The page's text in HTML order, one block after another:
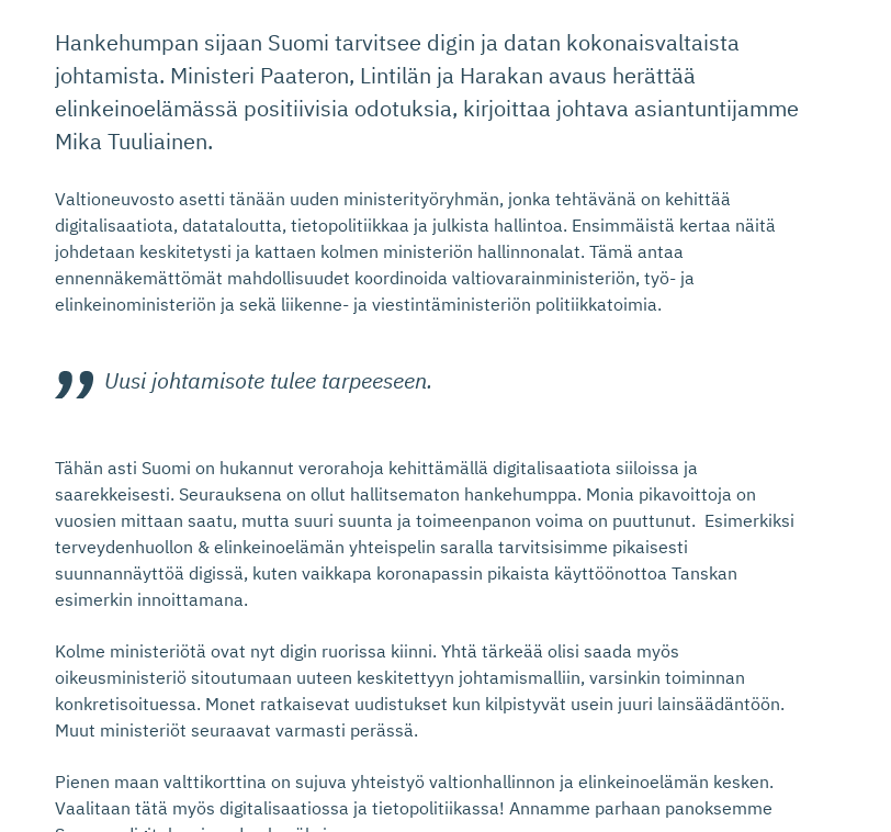
Hankehumpan sijaan Suomi tarvitsee digin ja datan kokonaisvaltaista
johtamista. Ministeri Paateron, Lintilän ja Harakan avaus herättää
elinkeinoelämässä positiivisia odotuksia, kirjoittaa johtava asiantuntijamme
Mika Tuuliainen.
Valtioneuvosto asetti tänään uuden ministerityöryhmän, jonka tehtävänä on kehittää
digitalisaatiota, datataloutta, tietopolitiikkaa ja julkista hallintoa. Ensimmäistä kertaa näitä
johdetaan keskitetysti ja kattaen kolmen ministeriön hallinnonalat. Tämä antaa
ennennäkemättömät mahdollisuudet koordinoida valtiovarainministeriön, työ- ja
elinkeinoministeriön ja sekä liikenne- ja viestintäministeriön politiikkatoimia.
Uusi johtamisote tulee tarpeeseen.
Tähän asti Suomi on hukannut verorahoja kehittämällä digitalisaatiota siiloissa ja
saarekkeisesti. Seurauksena on ollut hallitsematon hankehumppa. Monia pikavoittoja on
vuosien mittaan saatu, mutta suuri suunta ja toimeenpanon voima on puuttunut. Esimerkiksi
terveydenhuollon & elinkeinoelämän yhteispelin saralla tarvitsisimme pikaisesti
suunnannäyttöä digissä, kuten vaikkapa koronapassin pikaista käyttöönottoa Tanskan
esimerkin innoittamana.
Kolme ministeriötä ovat nyt digin ruorissa kiinni. Yhtä tärkeää olisi saada myös
oikeusministeriö sitoutumaan uuteen keskitettyyn johtamismalliin, varsinkin toiminnan
konkretisoituessa. Monet ratkaisevat uudistukset kun kilpistyvät usein juuri lainsäädäntöön.
Muut ministeriöt seuraavat varmasti perässä.
Pienen maan valttikorttina on sujuva yhteistyö valtionhallinnon ja elinkeinoelämän kesken.
Vaalitaan tätä myös digitalisaatiossa ja tietopolitiikassa! Annamme parhaan panoksemme